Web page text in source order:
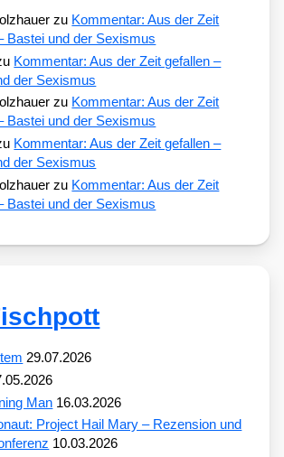
zu Kommentar: Aus der Zeit
Bastei und der Sexismus
Kommentar: Aus der Zeit gefallen –
der Sexismus
zu Kommentar: Aus der Zeit
Bastei und der Sexismus
Kommentar: Aus der Zeit gefallen –
der Sexismus
zu Kommentar: Aus der Zeit
Bastei und der Sexismus
29.07.2026
Man 16.03.2026
Project Hail Mary – Rezension und
10.03.2026